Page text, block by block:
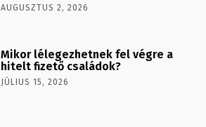
AUGUSZTUS 2, 2026
Mikor lélegezhetnek fel végre a
hitelt fizető családok?
JÚLIUS 15, 2026